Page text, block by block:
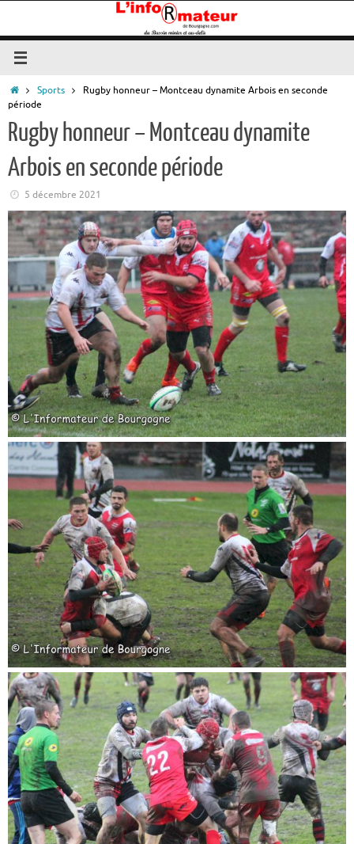
contenu
Accueil
Sports
Rugby honneur – Montceau dynamite Arbois en seconde
période
Rugby honneur – Montceau dynamite
Arbois en seconde période
5 décembre 2021